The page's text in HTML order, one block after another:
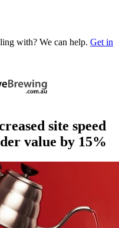
with? We can help. Get in
site speed
value by 15%